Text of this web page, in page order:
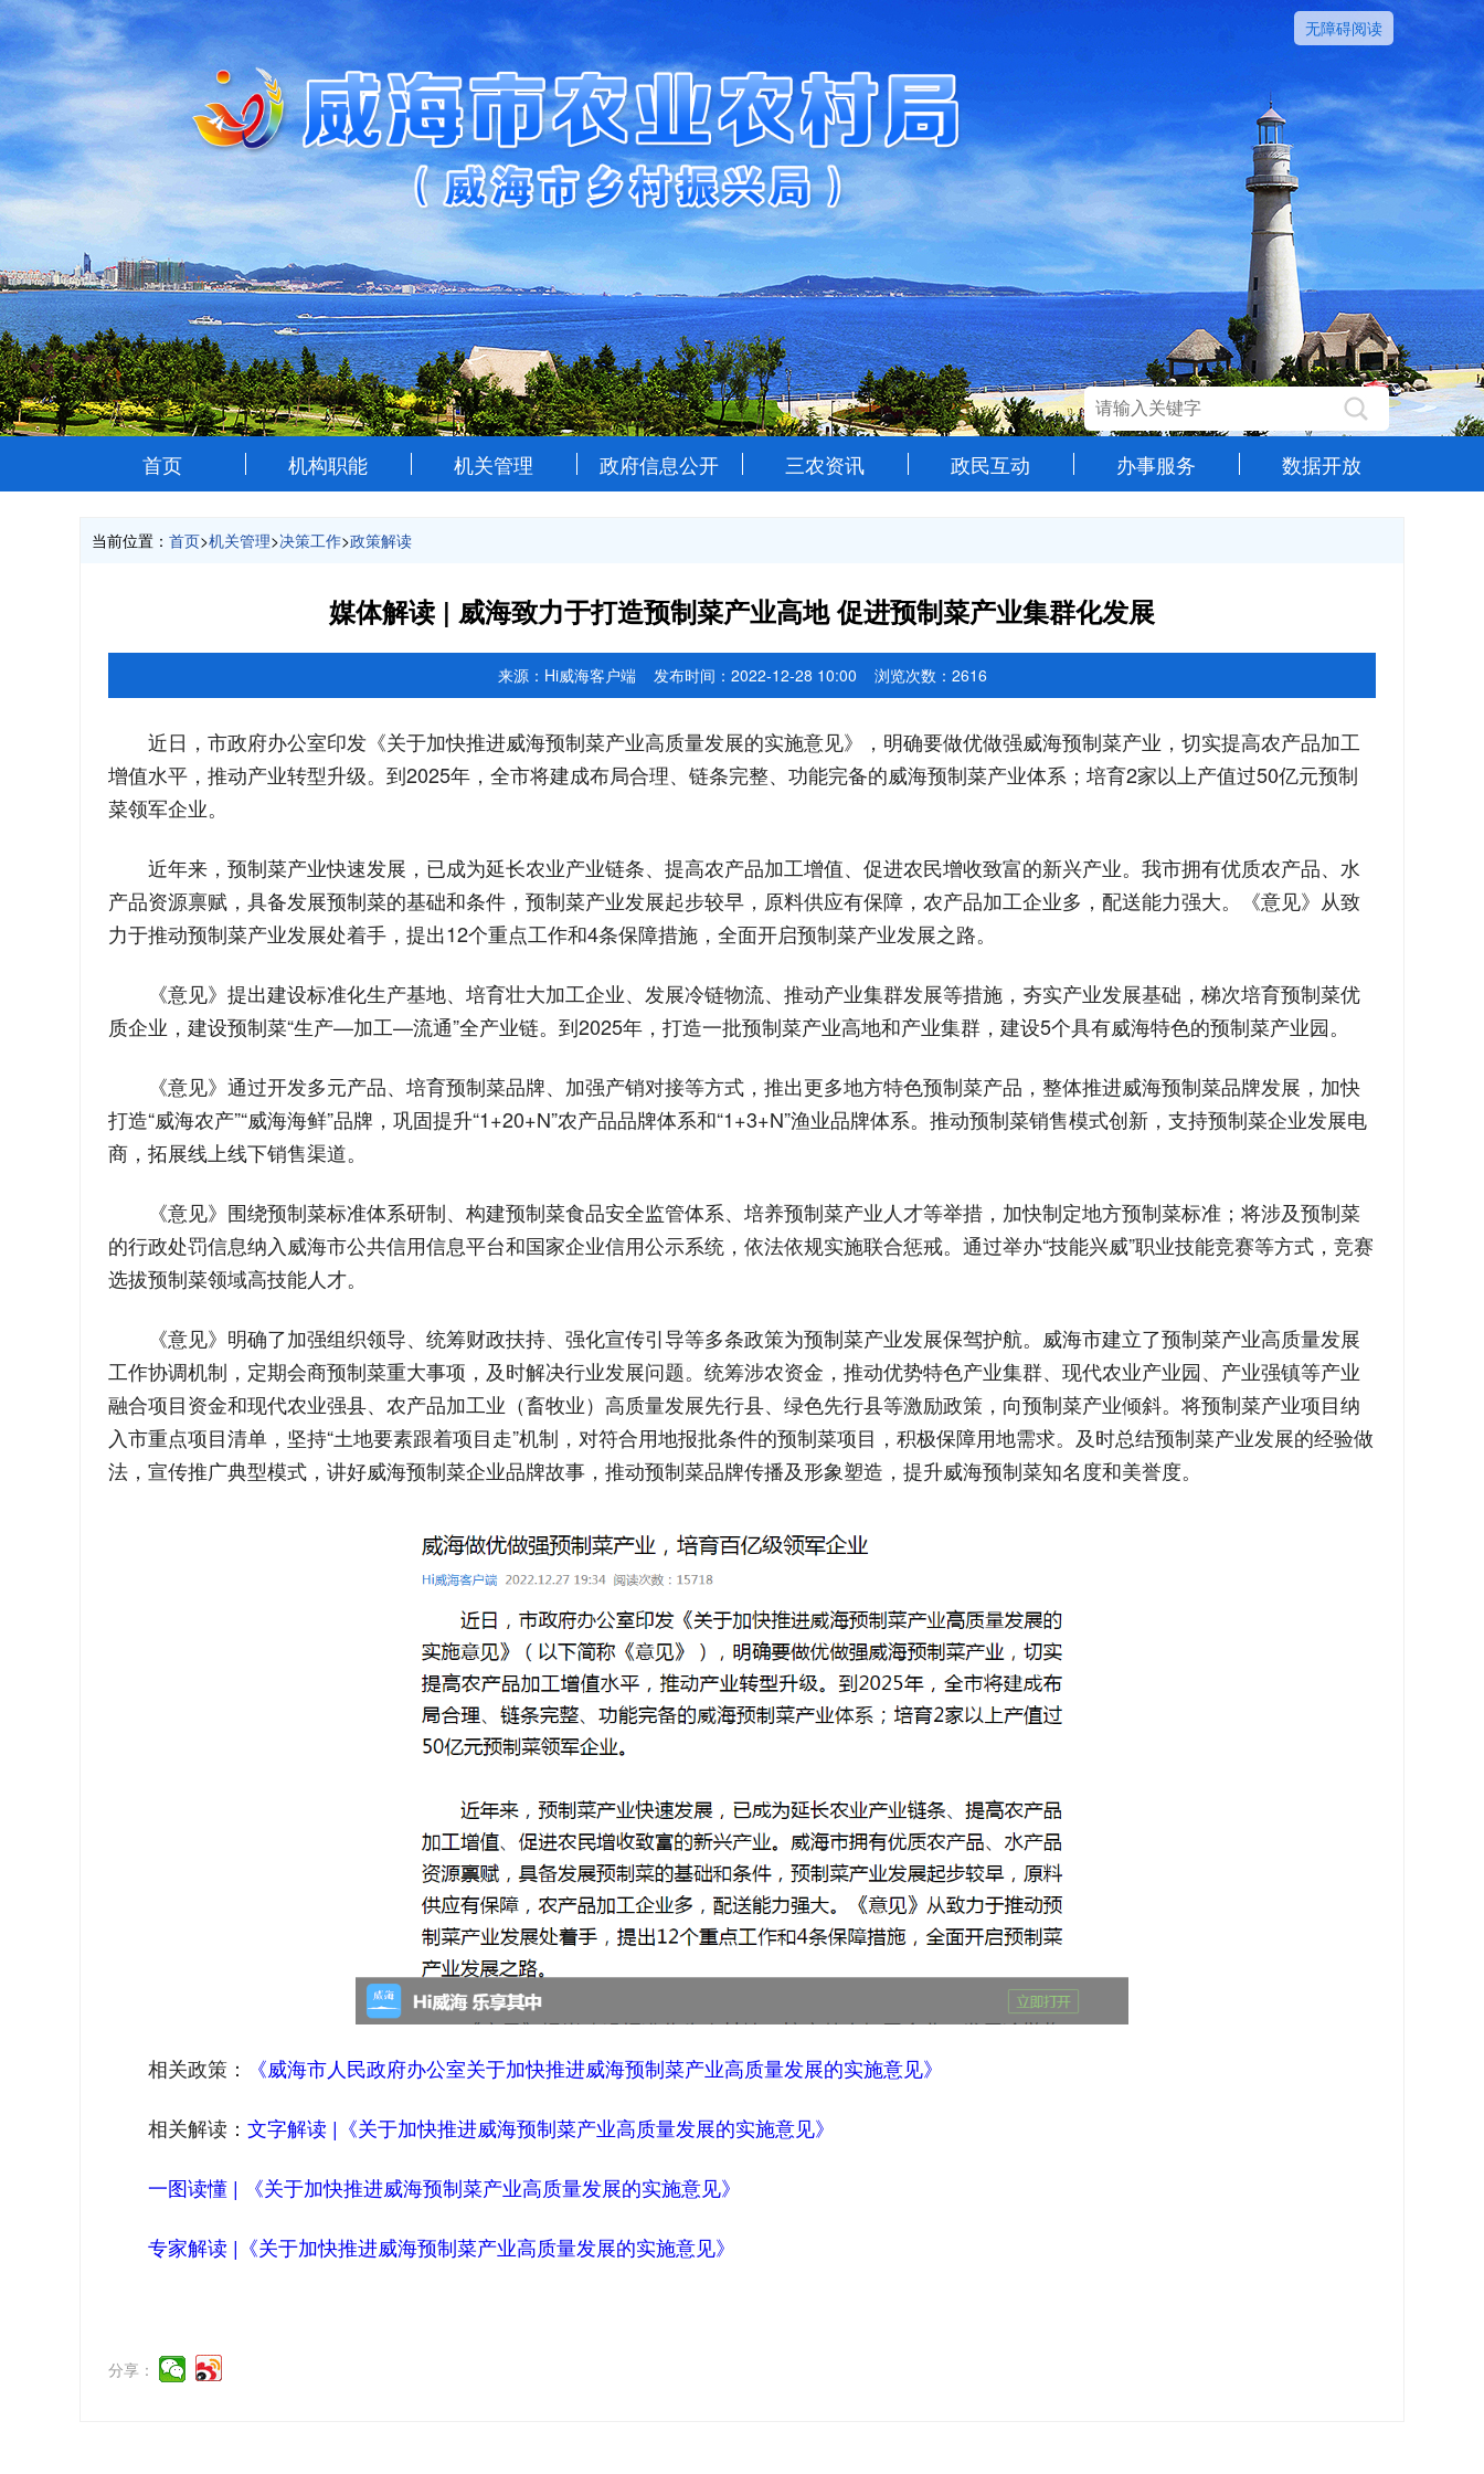
无障碍阅读
首页 机构职能 机关管理 政府信息公开 三农资讯 政民互动 办事服务 数据开放
当前位置： 首页>机关管理>决策工作>政策解读
媒体解读 | 威海致力于打造预制菜产业高地 促进预制菜产业集群化发展
来源： Hi威海客户端发布时间：2022-12-28 10:00 浏览次数： 2616
近日，市政府办公室印发《关于加快推进威海预制菜产业高质量发展的实施意见》，明确要做优做强威海预制菜产业，切实提高农产品加工
增值水平，推动产业转型升级。到2025年，全市将建成布局合理、链条完整、功能完备的威海预制菜产业体系；培育2家以上产值过50亿元预制
菜领军企业。
近年来，预制菜产业快速发展，已成为延长农业产业链条、提高农产品加工增值、促进农民增收致富的新兴产业。我市拥有优质农产品、水
产品资源禀赋，具备发展预制菜的基础和条件，预制菜产业发展起步较早，原料供应有保障，农产品加工企业多，配送能力强大。《意见》从致
力于推动预制菜产业发展处着手，提出12个重点工作和4条保障措施，全面开启预制菜产业发展之路。
《意见》提出建设标准化生产基地、培育壮大加工企业、发展冷链物流、推动产业集群发展等措施，夯实产业发展基础，梯次培育预制菜优
质企业，建设预制菜“生产—加工—流通”全产业链。到2025年，打造一批预制菜产业高地和产业集群，建设5个具有威海特色的预制菜产业园。
《意见》通过开发多元产品、培育预制菜品牌、加强产销对接等方式，推出更多地方特色预制菜产品，整体推进威海预制菜品牌发展，加快
打造“威海农产”“威海海鲜”品牌，巩固提升“1+20+N”农产品品牌体系和“1+3+N”渔业品牌体系。推动预制菜销售模式创新，支持预制菜企业发展电
商，拓展线上线下销售渠道。
《意见》围绕预制菜标准体系研制、构建预制菜食品安全监管体系、培养预制菜产业人才等举措，加快制定地方预制菜标准；将涉及预制菜
的行政处罚信息纳入威海市公共信用信息平台和国家企业信用公示系统，依法依规实施联合惩戒。通过举办“技能兴威”职业技能竞赛等方式，竞赛
选拔预制菜领域高技能人才。
《意见》明确了加强组织领导、统筹财政扶持、强化宣传引导等多条政策为预制菜产业发展保驾护航。威海市建立了预制菜产业高质量发展
工作协调机制，定期会商预制菜重大事项，及时解决行业发展问题。统筹涉农资金，推动优势特色产业集群、现代农业产业园、产业强镇等产业
融合项目资金和现代农业强县、农产品加工业（畜牧业）高质量发展先行县、绿色先行县等激励政策，向预制菜产业倾斜。将预制菜产业项目纳
入市重点项目清单，坚持“土地要素跟着项目走”机制，对符合用地报批条件的预制菜项目，积极保障用地需求。及时总结预制菜产业发展的经验做
法，宣传推广典型模式，讲好威海预制菜企业品牌故事，推动预制菜品牌传播及形象塑造，提升威海预制菜知名度和美誉度。
相关政策： 《威海市人民政府办公室关于加快推进威海预制菜产业高质量发展的实施意见》
相关解读： 文字解读 |《关于加快推进威海预制菜产业高质量发展的实施意见》
一图读懂 | 《关于加快推进威海预制菜产业高质量发展的实施意见》
专家解读 |《关于加快推进威海预制菜产业高质量发展的实施意见》
分享：